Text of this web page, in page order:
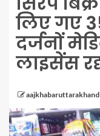
लिए गए
दर्जनों
लाइसेंस
aajkhabaruttarakhand